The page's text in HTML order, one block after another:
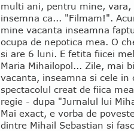
multi ani, pentru mine, vara,
insemna ca... "Filmam!".
mine vacanta inseamna
ocupa de nepotica mea. O
si are 6 luni. E fetita fiicei
Maria Mihailopol... Zile, mai
vacanta, inseamna si cele in
spectacolul creat de fiica
regie - dupa "Jurnalul lui
Mai exact, e vorba de
dintre Mihail Sebastian si